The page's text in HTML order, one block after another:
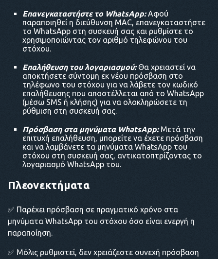
Επανεγκαταστήστε το WhatsApp:Αφού
παραποιηθεί η διεύθυνση MAC, επανεγκαταστήστε
το WhatsApp στη συσκευή σας και ρυθμίστε το
χρησιμοποιώντας τον αριθμό τηλεφώνου του
στόχου.
Επαλήθευση του λογαριασμού:Θα χρειαστεί να
αποκτήσετε σύντομη εκ νέου πρόσβαση στο
τηλέφωνο του στόχου για να λάβετε τον κωδικό
επαλήθευσης που αποστέλλεται από το WhatsApp
(μέσω SMS ή κλήσης) για να ολοκληρώσετε τη
ρύθμιση στη συσκευή σας.
Πρόσβαση στα μηνύματα WhatsApp:Μετά την
επιτυχή επαλήθευση, μπορείτε να έχετε πρόσβαση
και να λαμβάνετε τα μηνύματα WhatsApp του
στόχου στη συσκευή σας, αντικατοπτρίζοντας το
λογαριασμό WhatsApp του.
Πλεονεκτήματα
✅ Παρέχει πρόσβαση σε πραγματικό χρόνο στα
μηνύματα WhatsApp του στόχου όσο είναι ενεργή η
παραποίηση.
✅ Μόλις ρυθμιστεί, δεν χρειάζεστε συνεχή πρόσβαση